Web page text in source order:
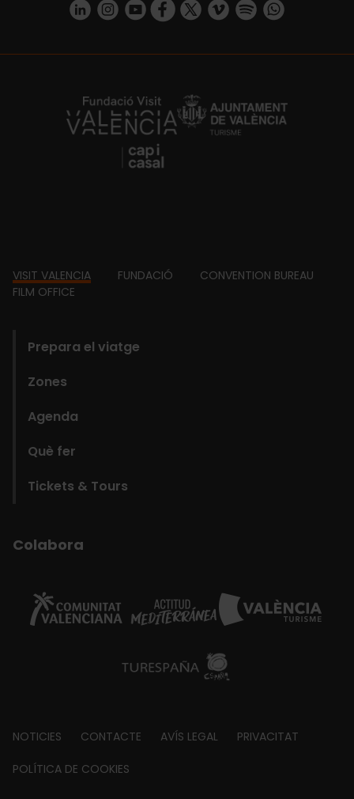
https://www.linkedin.com/company/turismo-valencia/mycompany/
https://www.instagram.com/visit_valencia/
https://www.youtube.com/user/
https://www.facebook.com/
https://twitter.com/
https://vimeo.com/
https://https://api.whatsapp.com/
https://fundacion.visitvalencia.com/
Footer
VISIT VALENCIA FUNDACIÓ
CONVENTION BUREAU
FILM OFFICE
Prepara el viatge
Zones
Agenda
Què fer
Tickets & Tours
Colabora
Footer
about
NOTICIES CONTACTE AVÍS LEGAL PRIVACITAT
POLÍTICA DE COOKIES